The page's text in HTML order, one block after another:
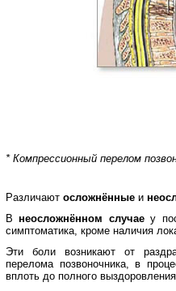
* Компрессионный перелом
Различают осложнённые и
Внеосложнённом случаеу
симптоматика, кроме наличия
Эти боли возникают от
перелома позвоночника, в
вплоть до полного